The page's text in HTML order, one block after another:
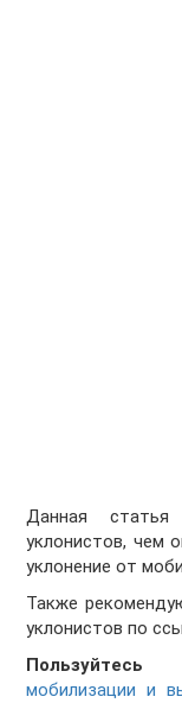
Данная
уклонистов, чем
уклонение от
Также
уклонистов по
Пользуйтесь
мобилизации и